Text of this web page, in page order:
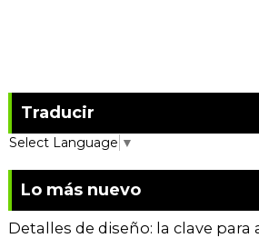
Traducir
Select Language ▼
Lo más nuevo
Detalles de diseño: la clave